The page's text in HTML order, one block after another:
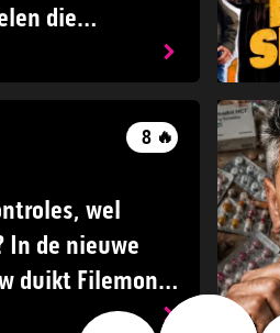
die
8 🔥
wel
In de nieuwe
duikt Filemon
de Enhanced